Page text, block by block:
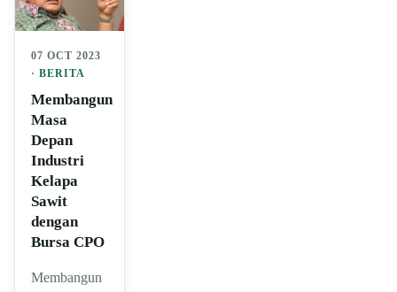
07 OCT 2023
· BERITA
Membangun
Masa
Depan
Industri
Kelapa
Sawit
dengan
Bursa CPO
Membangun